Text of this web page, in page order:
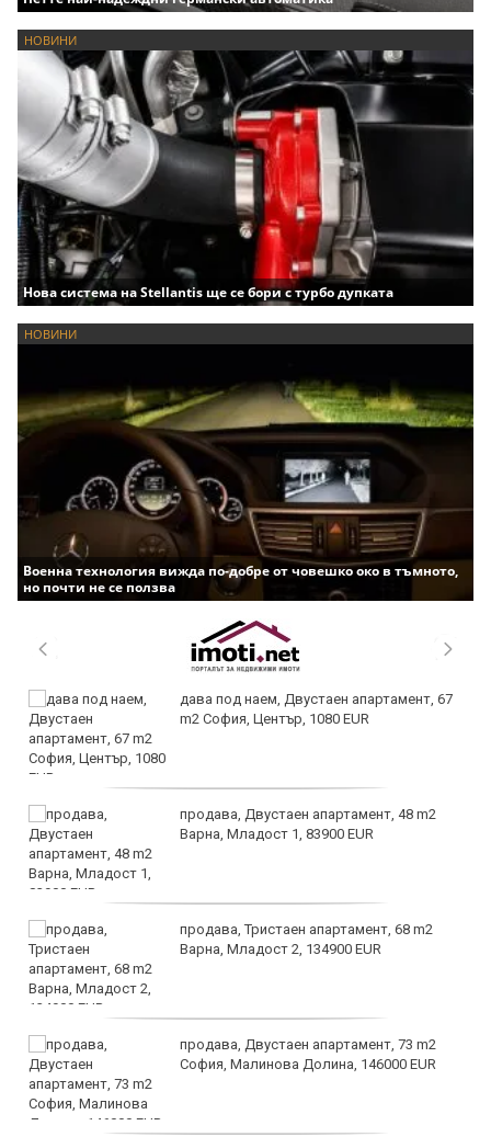
НОВИНИ
Нова система на Stellantis ще се бори с турбо дупката
НОВИНИ
Военна технология вижда по-добре от човешко око в тъмното,
но почти не се ползва
дава под наем, Двустаен апартамент, 67
m2 София, Център, 1080 EUR
продава, Двустаен апартамент, 48 m2
Варна, Младост 1, 83900 EUR
продава, Тристаен апартамент, 68 m2
Варна, Младост 2, 134900 EUR
продава, Двустаен апартамент, 73 m2
София, Малинова Долина, 146000 EUR